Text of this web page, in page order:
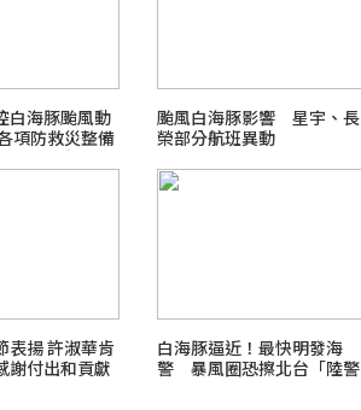
牠們的其他「肢體語
白海豚颱風動
項防救災整備
颱風訊息避免
高災害危險
颱風白海豚影響 星宇、長
榮部分航班異動
表揚 許淑華肯
謝付出和貢獻
白海豚逼近！最快明發海
警 暴風圈恐擦北台「陸警